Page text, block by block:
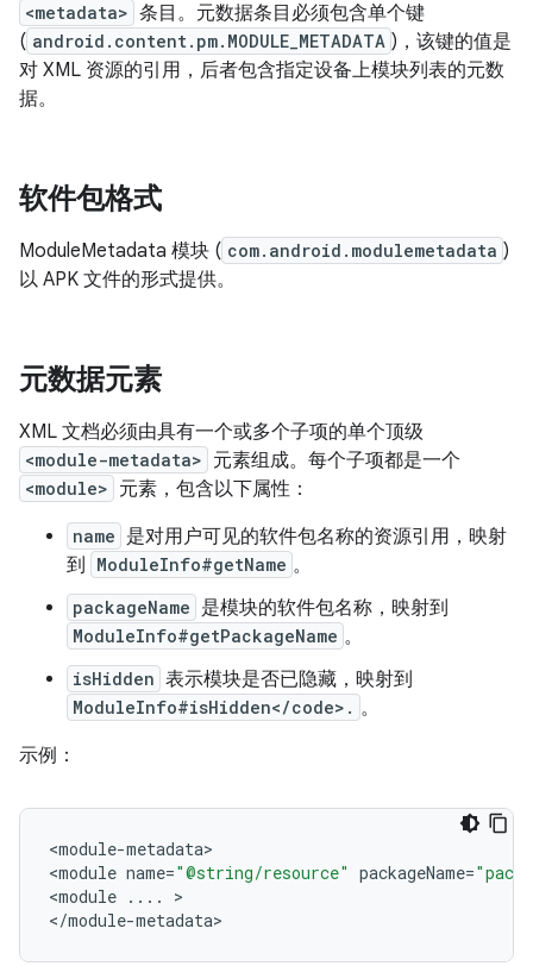
<metadata> 条目。元数据条目必须包含单个键
( android.content.pm.MODULE_METADATA )，该键的值是
对 XML 资源的引用，后者包含指定设备上模块列表的元数
据。
软件包格式
ModuleMetadata 模块 ( com.android.modulemetadata )
以 APK 文件的形式提供。
元数据元素
XML 文档必须由具有一个或多个子项的单个顶级
<module-metadata> 元素组成。每个子项都是一个
<module> 元素，包含以下属性：
name 是对用户可见的软件包名称的资源引用，映射
到
ModuleInfo#getName 。
packageName 是模块的软件包名称，映射到
ModuleInfo#getPackageName 。
isHidden 表示模块是否已隐藏，映射到
ModuleInfo#isHidden</code>. 。
示例：
<module-metadata>
<module name="@string/resource" packageName=
<module ... .
>
</module-metadata